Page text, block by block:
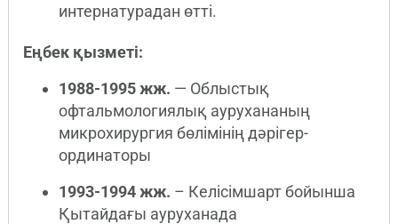
интернатурадан өтті.
Еңбек қызметі:
1988-1995 жж. — Облыстық
офтальмологиялық аурухананың
микрохирургия бөлімінің дәрігер-
ординаторы
1993-1994 жж. – Келісімшарт бойынша
Қытайдағы ауруханада